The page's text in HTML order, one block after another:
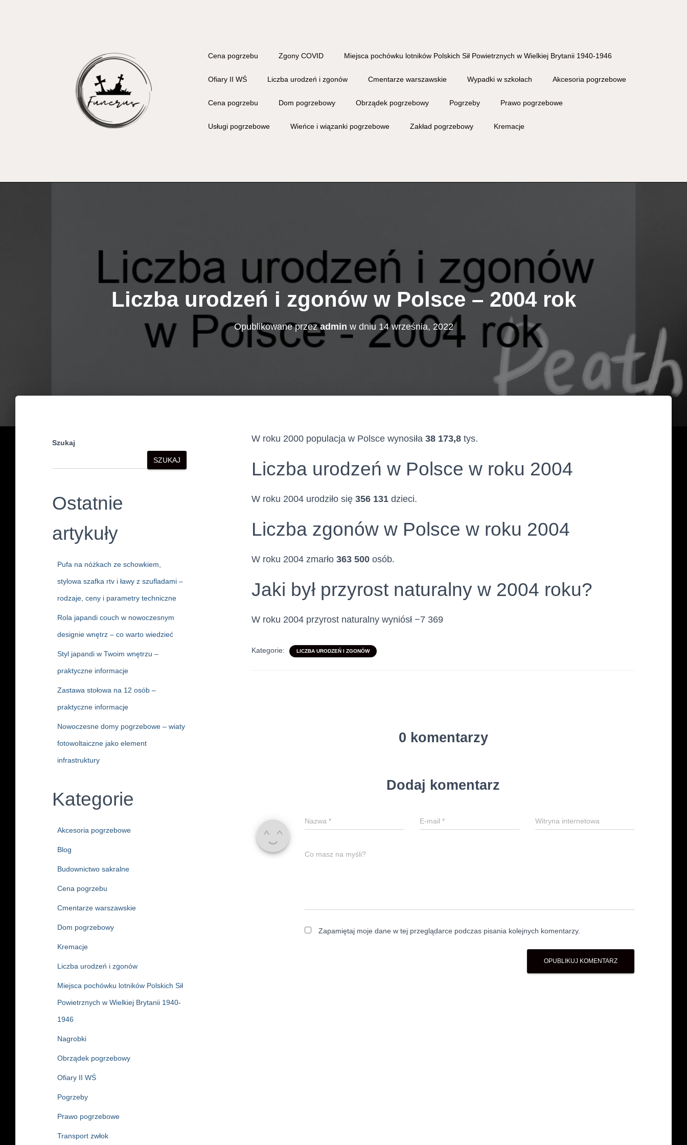
Cena pogrzebu Zgony COVID Miejsca pochówku lotników Polskich Sił Powietrznych w Wielkiej Brytanii 1940-1946
Ofiary II WŚ Liczba urodzeń i zgonów Cmentarze warszawskie Wypadki w szkołach Akcesoria pogrzebowe
Cena pogrzebu Dom pogrzebowy Obrządek pogrzebowy Pogrzeby Prawo pogrzebowe
Usługi pogrzebowe Wieńce i wiązanki pogrzebowe Zakład pogrzebowy Kremacje
Liczba urodzeń i zgonów w Polsce – 2004 rok
Opublikowane przezadmin w dniu 14 września, 2022
Szukaj
SZUKAJ
Ostatnie
artykuły
Pufa na nóżkach ze schowkiem,
stylowa szafka rtv i ławy z szufladami –
rodzaje, ceny i parametry techniczne
Rola japandi couch w nowoczesnym
designie wnętrz – co warto wiedzieć
Styl japandi w Twoim wnętrzu –
praktyczne informacje
Zastawa stołowa na 12 osób –
praktyczne informacje
Nowoczesne domy pogrzebowe – wiaty
fotowoltaiczne jako element
infrastruktury
Kategorie
Akcesoria pogrzebowe
Blog
Budownictwo sakralne
Cena pogrzebu
Cmentarze warszawskie
Dom pogrzebowy
Kremacje
Liczba urodzeń i zgonów
Miejsca pochówku lotników Polskich Sił
Powietrznych w Wielkiej Brytanii 1940-
1946
Nagrobki
Obrządek pogrzebowy
Ofiary II WŚ
Pogrzeby
Prawo pogrzebowe
Transport zwłok
W roku 2000 populacja w Polsce wynosiła 38 173,8 tys.
Liczba urodzeń w Polsce w roku 2004
W roku 2004 urodziło się 356 131 dzieci.
Liczba zgonów w Polsce w roku 2004
W roku 2004 zmarło 363 500 osób.
Jaki był przyrost naturalny w 2004 roku?
W roku 2004 przyrost naturalny wyniósł −7 369
Kategorie: LICZBA URODZEŃ I ZGONÓW
0 komentarzy
Dodaj komentarz
Nazwa * E-mail* Witryna internetowa
Co masz na myśli?
Zapamiętaj moje dane w tej przeglądarce podczas pisania kolejnych komentarzy.